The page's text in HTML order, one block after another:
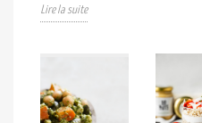
Lire la suite